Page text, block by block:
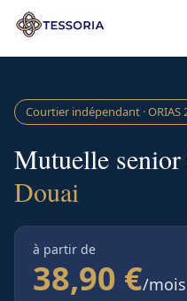
Aller au contenu principal
Courtier indépendant · ORIAS
Mutuelle senior
Douai
à partir de
38,90 €/mois